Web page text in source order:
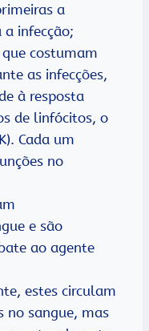
a
infecção;
costumam
as infecções,
à resposta
de linfócitos, o
Cada um
no
e são
ao agente
estes circulam
no sangue, mas